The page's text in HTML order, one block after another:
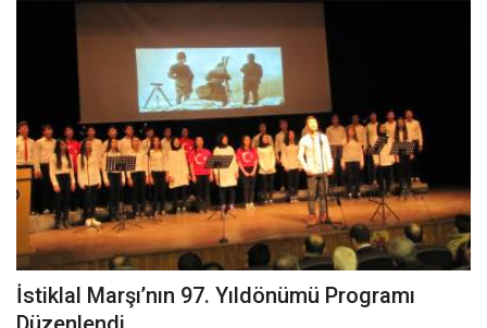
İstiklal Marşı’nın 97. Yıldönümü Programı